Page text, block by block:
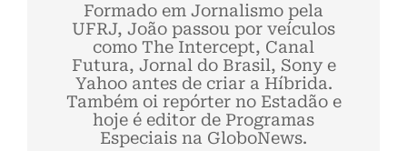
Formado em Jornalismo pela
UFRJ, João passou por veículos
como The Intercept, Canal
Futura, Jornal do Brasil, Sony e
Yahoo antes de criar a Híbrida.
Também oi repórter no Estadão e
hoje é editor de Programas
Especiais na GloboNews.